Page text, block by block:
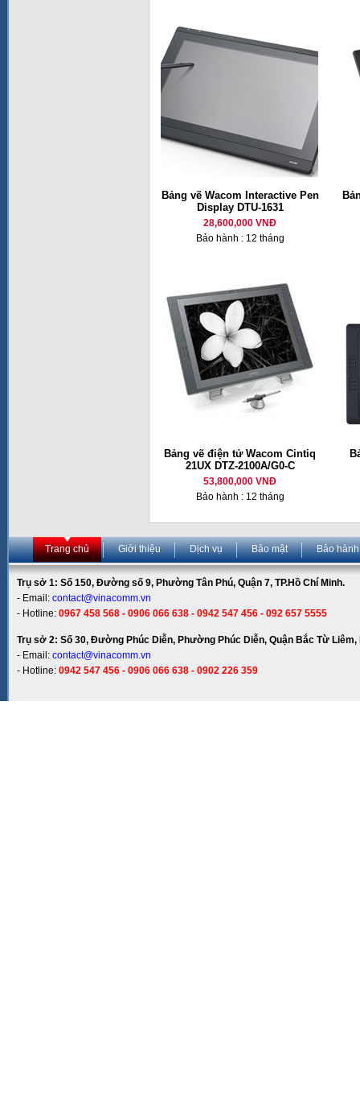
Bảng vẽ Wacom Interactive Pen
Display DTU-1631
28,600,000 VNĐ
Bảo hành : 12 tháng
Bảng vẽ điện tử Wacom Cintiq
21UX DTZ-2100A/G0-C
53,800,000 VNĐ
Bảo hành : 12 tháng
Trang chủ Giới thiệu Dịch vụ Bảo mật Bảo hành
Trụ sở 1: Số 150, Đường số 9, Phường Tân Phú, Quận 7, TP.Hồ Chí Minh.
- Email: contact@vinacomm.vn
- Hotline: 0967 458 568 - 0906 066 638 - 0942 547 456 - 092 657 5555
Trụ sở 2: Số 30, Đường Phúc Diễn, Phường Phúc Diễn, Quận Bắc Từ Liêm,
- Email: contact@vinacomm.vn
- Hotline: 0942 547 456 - 0906 066 638 - 0902 226 359